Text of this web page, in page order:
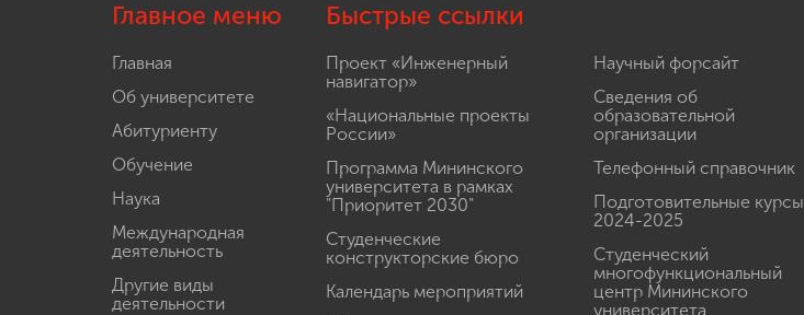
Главное меню
Главная
Об университете
Абитуриенту
Обучение
Наука
Международная
деятельность
Другие виды
деятельности
Быстрые ссылки
Проект «Инженерный
навигатор»
«Национальные проекты
России»
Программа Мининского
университета в рамках
"Приоритет 2030"
Студенческие
конструкторские бюро
Календарь мероприятий
Научный форсайт
Сведения об
образовательной
организации
Телефонный справочник
Подготовительные курсы
2024-2025
Студенческий
многофункциональный
центр Мининского
университета